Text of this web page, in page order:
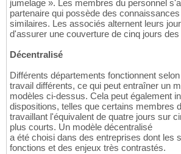
jumelage ». Les membres du personnel
partenaire qui possède des
similaires. Les associés alternent leurs
d'assurer une couverture de cinq jours
Décentralisé
Différents départements fonctionnent
travail différents, ce qui peut entraîner un
modèles ci-dessus. Cela peut également
dispositions, telles que certains membres
travaillant l'équivalent de quatre jours sur
plus courts. Un modèle décentralisé
a été choisi dans des entreprises dont les
fonctions et des enjeux très contrastés.